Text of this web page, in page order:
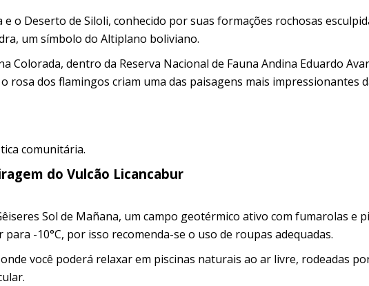
o Deserto de Siloli, conhecido por suas formações rochosas
um símbolo do Altiplano boliviano.
Colorada, dentro da Reserva Nacional de Fauna Andina Eduardo
rosa dos flamingos criam uma das paisagens mais impressionantes
comunitária.
do Vulcão Licancabur
Sol de Mañana, um campo geotérmico ativo com fumarolas e
-10°C, por isso recomenda-se o uso de roupas adequadas.
você poderá relaxar em piscinas naturais ao ar livre, rodeadas